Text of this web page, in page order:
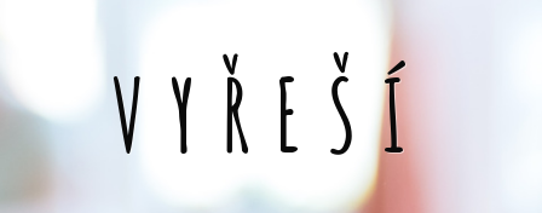
VYŘEŠÍ